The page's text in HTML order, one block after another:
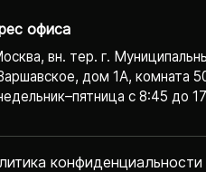
офиса
вн. тер. г.
дом 1А, комната
с 8:45 до
конфиденциаль­ности